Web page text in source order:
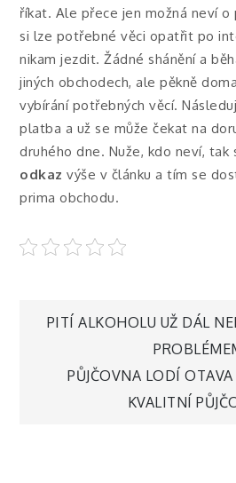
říkat. Ale přece jen možná neví o
si lze potřebné věci opatřit po
nikam jezdit. Žádné shánění a
jiných obchodech, ale pěkně
vybírání potřebných věcí.
platba a už se může čekat na
druhého dne. Nuže, kdo neví, tak
odkaz výše v článku a tím se
prima obchodu.
Navigace
pro
PITÍ ALKOHOLU UŽ DÁL
PŮJČOVNA LODÍ
KVALITNÍ